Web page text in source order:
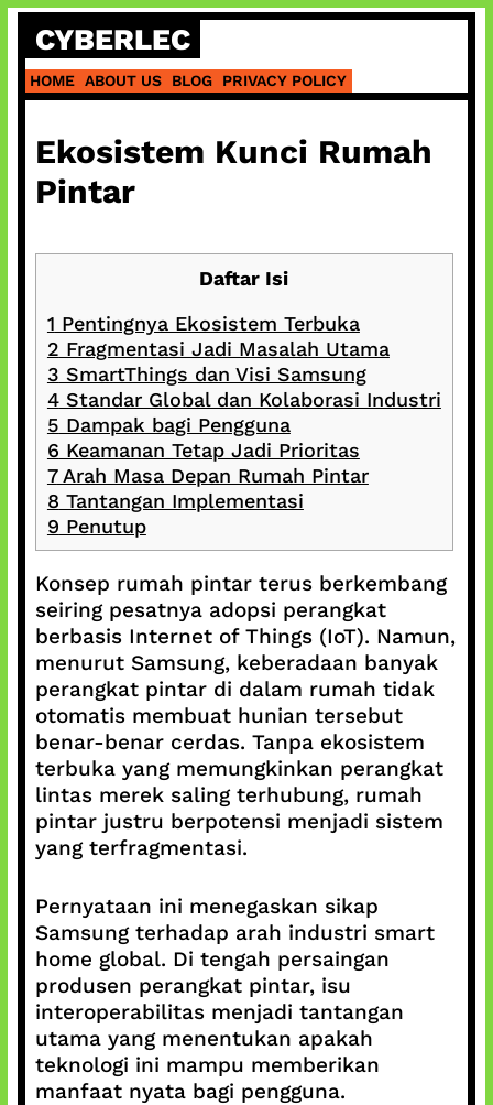
Skip
content
CYBERLEC
HOME ABOUT US BLOG PRIVACY POLICY
Ekosistem Kunci Rumah
Pintar
Daftar Isi
1 Pentingnya Ekosistem Terbuka
2 Fragmentasi Jadi Masalah Utama
3 SmartThings dan Visi Samsung
4Standar Global dan Kolaborasi Industri
5 Dampak bagi Pengguna
6 Keamanan Tetap Jadi Prioritas
7Arah Masa Depan Rumah Pintar
8 Tantangan Implementasi
9 Penutup
Konsep rumah pintar terus berkembang
seiring pesatnya adopsi perangkat
berbasis Internet of Things (IoT). Namun,
menurut Samsung, keberadaan banyak
perangkat pintar di dalam rumah tidak
otomatis membuat hunian tersebut
benar-benar cerdas. Tanpa ekosistem
terbuka yang memungkinkan perangkat
lintas merek saling terhubung, rumah
pintar justru berpotensi menjadi sistem
yang terfragmentasi.
Pernyataan ini menegaskan sikap
Samsung terhadap arah industri smart
home global. Di tengah persaingan
produsen perangkat pintar, isu
interoperabilitas menjadi tantangan
utama yang menentukan apakah
teknologi ini mampu memberikan
manfaat nyata bagi pengguna.